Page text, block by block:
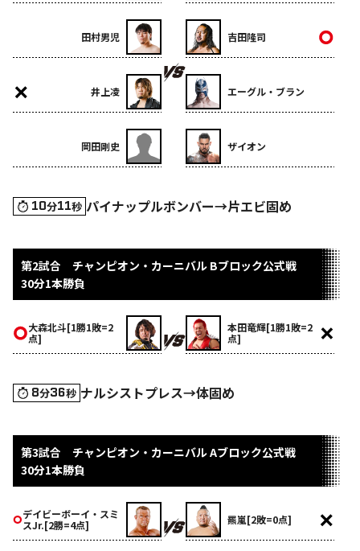
田村男児
井上凌
岡田剛史
吉田隆司
エーグル・ブラン
ザイオン
10分11秒 パイナップルボンバー→片エビ固め
第2試合 チャンピオン・カーニバル Bブロック公式戦
30分1本勝負
大森北斗[1勝1敗=2
点]
本田竜輝[1勝1敗=2
点]
8分36秒 ナルシストプレス→体固め
第3試合 チャンピオン・カーニバル Aブロック公式戦
30分1本勝負
デイビーボーイ・スミ
スJr.[2勝=4点]
羆嵐[2敗=0点]